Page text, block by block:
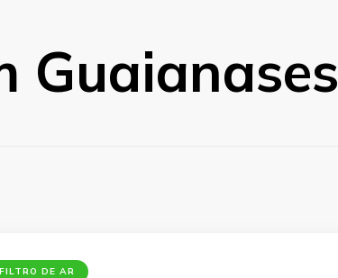
Guaianases
DE AR